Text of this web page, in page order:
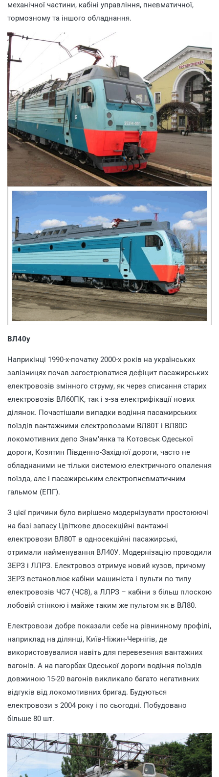
механічної частини, кабіні управління, пневматичної,
тормозному та іншого обладнання.
ВЛ40у
Наприкінці 1990-х-початку 2000-х років на українських
залізницях почав загострюватися дефіцит пасажирських
електровозів змінного струму, як через списання старих
електровозів ВЛ60ПК, так і з-за електрифікації нових
ділянок. Почастішали випадки водіння пасажирських
поїздів вантажними електровозами ВЛ80Т і ВЛ80С
локомотивних депо Знам’янка та Котовськ Одеської
дороги, Козятин Південно-Західної дороги, часто не
обладнаними не тільки системою електричного опалення
поїзда, але і пасажирським електропневматичним
гальмом (ЕПГ).
З цієї причини було вирішено модернізувати простоюючі
на базі запасу Цвіткове двосекційні вантажні
електровози ВЛ80Т в односекційні пасажирські,
отримали найменування ВЛ40У. Модернізацію проводили
ЗЕРЗ і ЛЛРЗ. Електровоз отримує новий кузов, причому
ЗЕРЗ встановлює кабіни машиніста і пульти по типу
електровозів ЧС7 (ЧС8), а ЛЛРЗ – кабіни з більш плоскою
лобовій стінкою і майже таким же пультом як в ВЛ80.
Електровози добре показали себе на рівнинному профілі,
наприклад на ділянці, Київ-Ніжин-Чернігів, де
використовувалися навіть для перевезення вантажних
вагонів. А на пагорбах Одеської дороги водіння поїздів
довжиною 15-20 вагонів викликало багато негативних
відгуків від локомотивних бригад. Будуються
електровози з 2004 року і по сьогодні. Побудовано
більше 80 шт.